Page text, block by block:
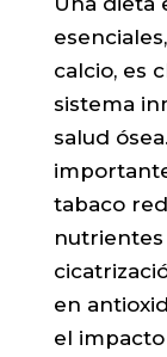
calcio, es
sistema
salud
tabaco
en
el